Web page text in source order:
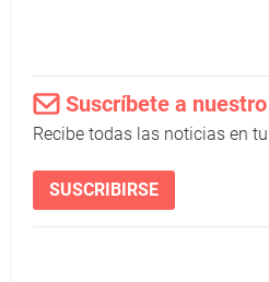
Suscríbete a
Recibe todas las noticias en
SUSCRIBIRSE